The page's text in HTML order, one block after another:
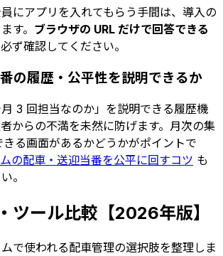
にアプリを入れてもらう手間は、導入の
す。 ブラウザの URL だけで回答できる
ず確認してください。
の履歴・公平性を説明できるか
月 3 回担当なのか」を説明できる履歴機
からの不満を未然に防げます。月次の集
る画面があるかどうかがポイントで
の配車・送迎当番を公平に回すコツ も
。
ツール比較【2026年版】
で使われる配車管理の選択肢を整理しま